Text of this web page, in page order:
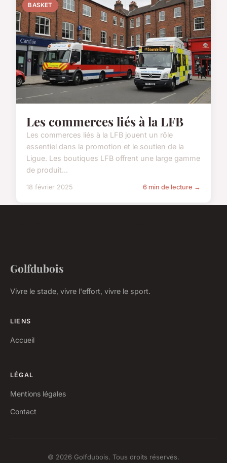
BASKET
Les commerces liés à la LFB
Les commerces liés à la LFB jouent un rôle
essentiel dans la promotion et le soutien de la
Ligue. Les boutiques LFB offrent une large gamme
de produit...
18 février 2025 6 min de lecture →
Golfdubois
Vivre le stade, vivre l'effort, vivre le sport.
LIENS
Accueil
LÉGAL
Mentions légales
Contact
© 2026 Golfdubois. Tous droits réservés.